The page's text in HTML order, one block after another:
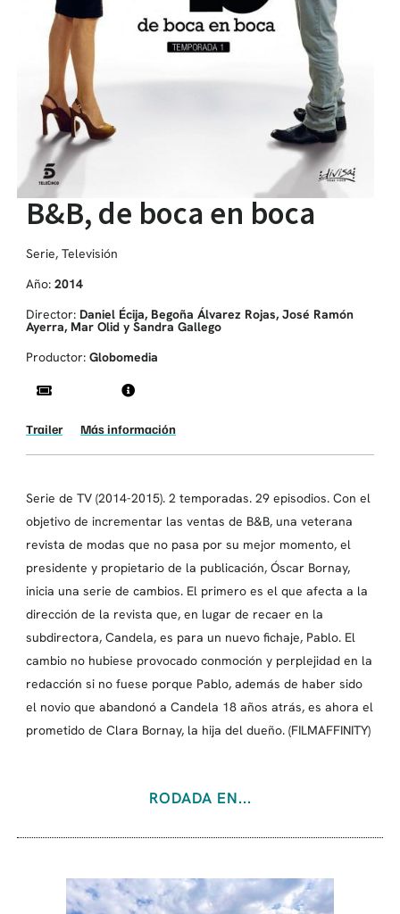
B&B, de boca en boca
Serie, Televisión
Año: 2014
Director: Daniel Écija, Begoña Álvarez Rojas, José Ramón
Ayerra, Mar Olid y Sandra Gallego
Productor: Globomedia
Trailer Más información
Serie de TV (2014-2015). 2 temporadas. 29 episodios. Con el
objetivo de incrementar las ventas de B&B, una veterana
revista de modas que no pasa por su mejor momento, el
presidente y propietario de la publicación, Óscar Bornay,
inicia una serie de cambios. El primero es el que afecta a la
dirección de la revista que, en lugar de recaer en la
subdirectora, Candela, es para un nuevo fichaje, Pablo. El
cambio no hubiese provocado conmoción y perplejidad en la
redacción si no fuese porque Pablo, además de haber sido
el novio que abandonó a Candela 18 años atrás, es ahora el
prometido de Clara Bornay, la hija del dueño. (FILMAFFINITY)
RODADA EN...